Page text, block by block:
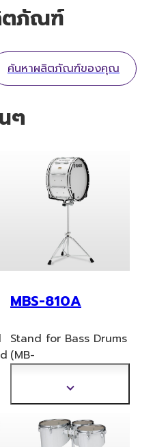
ตภัณฑ์
ค้นหาผลิตภัณฑ์ของคุณ
ๆ
MBS-810A
Stand for Bass Drums
(MB-
แสดง
ข้อมูล
เพิ่ม
เติม